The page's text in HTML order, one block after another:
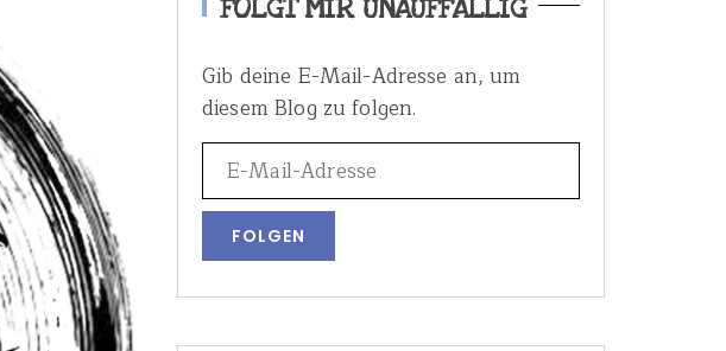
FOLGT MIR UNAUFFÄLLIG
Gib deine E-Mail-Adresse an, um
diesem Blog zu folgen.